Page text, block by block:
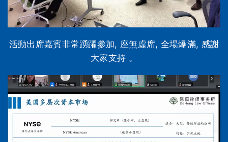
活動出席嘉賓非常踴躍參加, 座無虛席, 全場爆滿, 感謝
大家支持 。